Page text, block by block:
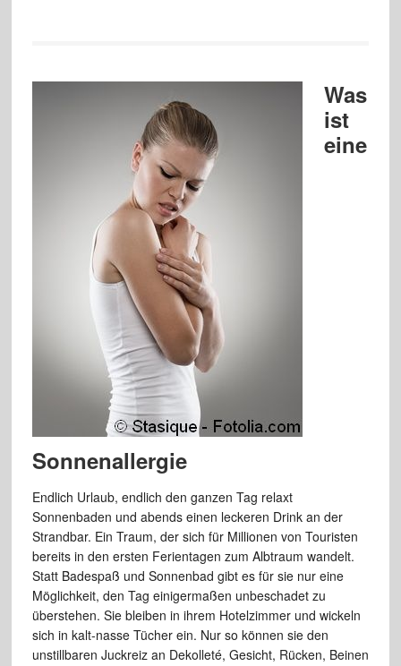
Was
ist
eine
Sonnenallergie
Endlich Urlaub, endlich den ganzen Tag relaxt
Sonnenbaden und abends einen leckeren Drink an der
Strandbar. Ein Traum, der sich für Millionen von Touristen
bereits in den ersten Ferientagen zum Albtraum wandelt.
Statt Badespaß und Sonnenbad gibt es für sie nur eine
Möglichkeit, den Tag einigermaßen unbeschadet zu
überstehen. Sie bleiben in ihrem Hotelzimmer und wickeln
sich in kalt-nasse Tücher ein. Nur so können sie den
unstillbaren Juckreiz an Dekolleté, Gesicht, Rücken, Beinen